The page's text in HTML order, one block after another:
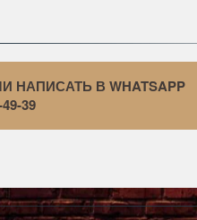
НАПИСАТЬ В WHATSAPP
39